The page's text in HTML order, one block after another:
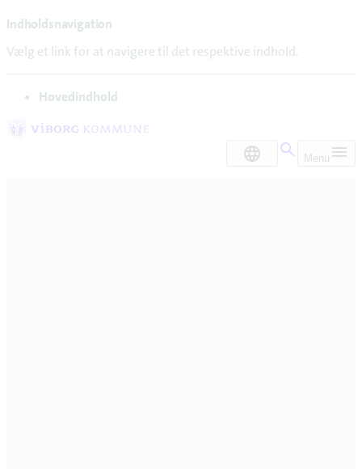
Indholdsnavigation
Vælg et link for at navigere til det respektive indhold.
gå til
Hovedindhold
DA Menu